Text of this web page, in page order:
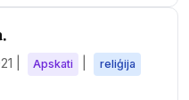
Apskati
reliģija